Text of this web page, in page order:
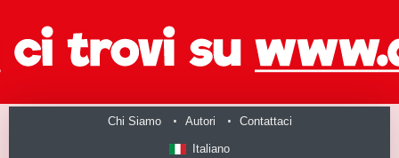
Chi Siamo Autori Contattaci
Italiano